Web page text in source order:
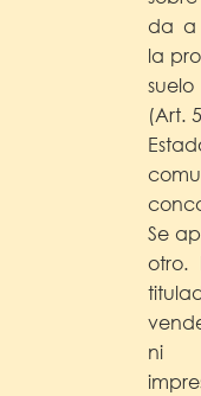
da a
la
(Art.
Se
otro.
ni